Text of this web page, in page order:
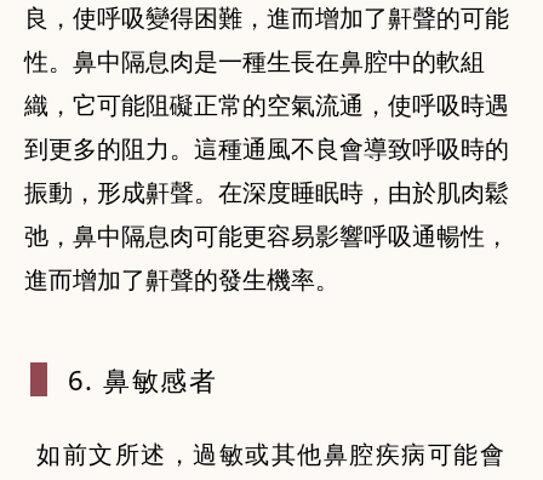
良，使呼吸變得困難，進而增加了鼾聲的可能
性。鼻中隔息肉是一種生長在鼻腔中的軟組
織，它可能阻礙正常的空氣流通，使呼吸時遇
到更多的阻力。這種通風不良會導致呼吸時的
振動，形成鼾聲。在深度睡眠時，由於肌肉鬆
弛，鼻中隔息肉可能更容易影響呼吸通暢性，
進而增加了鼾聲的發生機率。
6. 鼻敏感者
如前文所述，過敏或其他鼻腔疾病可能會